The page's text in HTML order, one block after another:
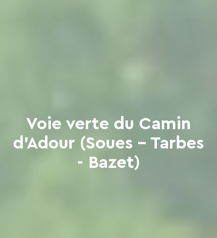
Voie verte du Camin
d'Adour (Soues - Tarbes
- Bazet)